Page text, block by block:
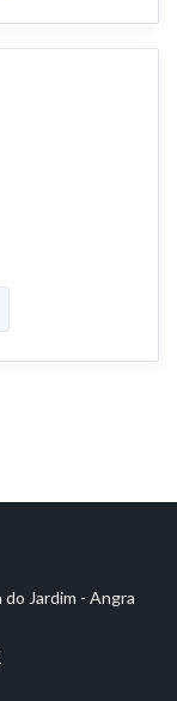
Jardim - Angra